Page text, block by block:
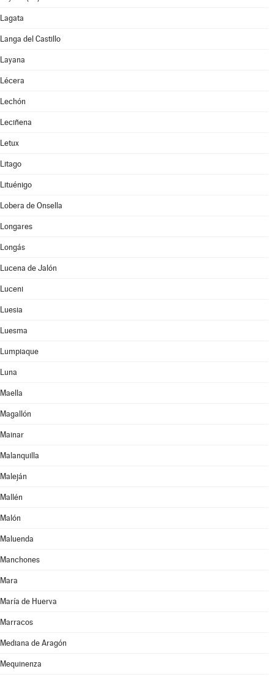
Lagata
Langa del Castillo
Layana
Lécera
Lechón
Leciñena
Letux
Litago
Lituénigo
Lobera de Onsella
Longares
Longás
Lucena de Jalón
Luceni
Luesia
Luesma
Lumpiaque
Luna
Maella
Magallón
Mainar
Malanquilla
Maleján
Mallén
Malón
Maluenda
Manchones
Mara
María de Huerva
Marracos
Mediana de Aragón
Mequinenza